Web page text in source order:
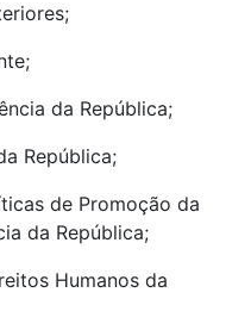
da República;
República;
de Promoção da
da República;
Humanos da